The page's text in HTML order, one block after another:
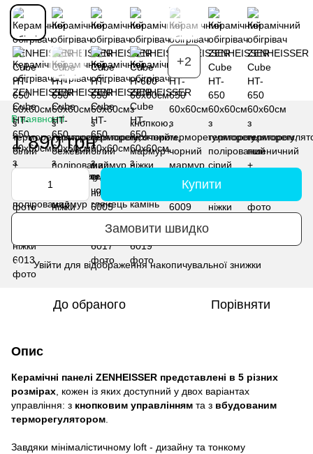
+2
В наявності
1 890 грн
Купити
Замовити швидко
% Увійти для відображення накопичувальної знижки
До обраного Порівняти
Опис
Керамічні панелі ZENHEISSER представлені в 5 різних
розмірах , кожен із яких доступний у двох варіантах
управління: з кнопковим управлінням та з вбудованим
терморегулятором
Завдяки мінімалістичному loft - дизайну та тонкому